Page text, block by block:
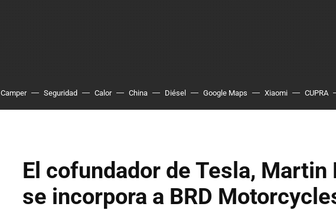
Camper Seguridad Calor China Diésel Google Maps Xiaomi CUPRA
El cofundador de Tesla, Martin
se incorpora a BRD